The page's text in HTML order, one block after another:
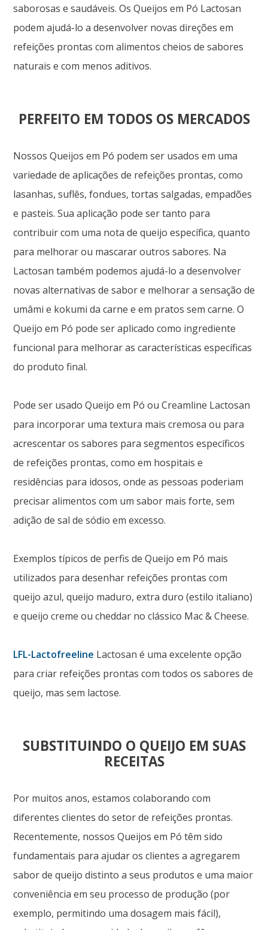
saborosas e saudáveis. Os Queijos em Pó Lactosan
podem ajudá-lo a desenvolver novas direções em
refeições prontas com alimentos cheios de sabores
naturais e com menos aditivos.
PERFEITO EM TODOS OS MERCADOS
Nossos Queijos em Pó podem ser usados em uma
variedade de aplicações de refeições prontas, como
lasanhas, suflês, fondues, tortas salgadas, empadões
e pasteis. Sua aplicação pode ser tanto para
contribuir com uma nota de queijo específica, quanto
para melhorar ou mascarar outros sabores. Na
Lactosan também podemos ajudá-lo a desenvolver
novas alternativas de sabor e melhorar a sensação de
umâmi e kokumi da carne e em pratos sem carne. O
Queijo em Pó pode ser aplicado como ingrediente
funcional para melhorar as características específicas
do produto final.
Pode ser usado Queijo em Pó ou Creamline Lactosan
para incorporar uma textura mais cremosa ou para
acrescentar os sabores para segmentos específicos
de refeições prontas, como em hospitais e
residências para idosos, onde as pessoas poderiam
precisar alimentos com um sabor mais forte, sem
adição de sal de sódio em excesso.
Exemplos típicos de perfis de Queijo em Pó mais
utilizados para desenhar refeições prontas com
queijo azul, queijo maduro, extra duro (estilo italiano)
e queijo creme ou cheddar no clássico Mac & Cheese.
LFL-Lactofreeline Lactosan é uma excelente opção
para criar refeições prontas com todos os sabores de
queijo, mas sem lactose.
SUBSTITUINDO O QUEIJO EM SUAS
RECEITAS
Por muitos anos, estamos colaborando com
diferentes clientes do setor de refeições prontas.
Recentemente, nossos Queijos em Pó têm sido
fundamentais para ajudar os clientes a agregarem
sabor de queijo distinto a seus produtos e uma maior
conveniência em seu processo de produção (por
exemplo, permitindo uma dosagem mais fácil),